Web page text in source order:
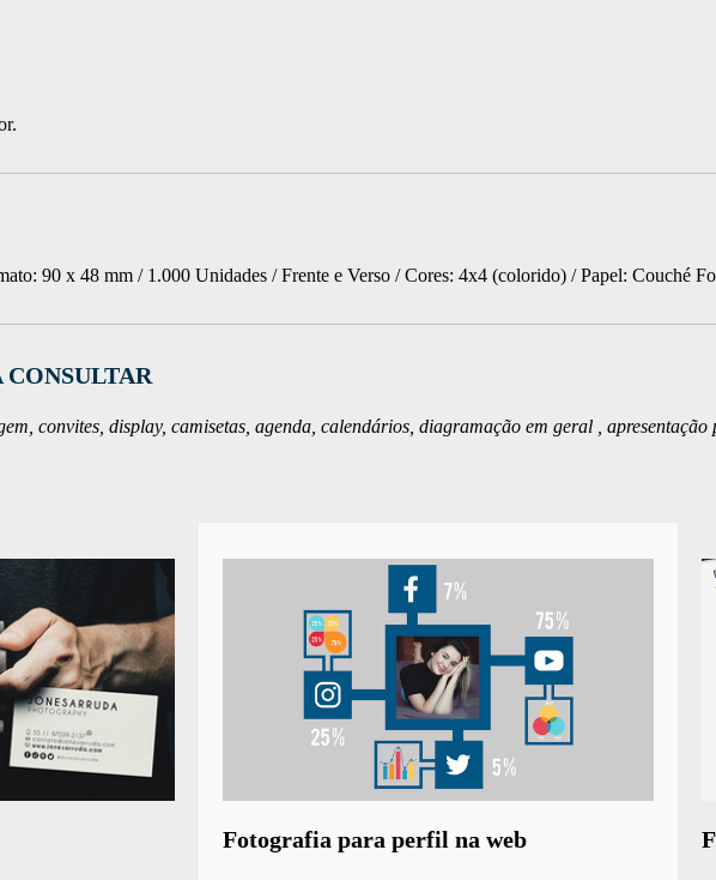
.
90 x 48 mm / 1.000 Unidades /Frente e Verso /Cores: 4x4 (colorido) /Papel: Couché
CONSULTAR
convites, display, camisetas, agenda, calendários, diagramação em geral ,
Fotografia para perfil na web